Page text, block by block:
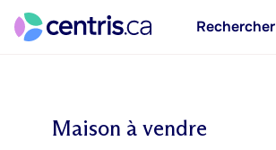
Rechercher
Maison à vendre